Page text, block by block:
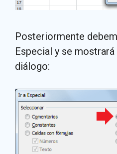
Posteriormente
Especial y se
diálogo: